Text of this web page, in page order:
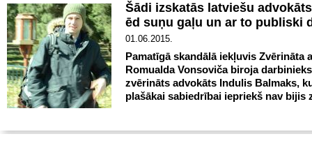
Šādi izskatās latviešu
ēd suņu gaļu un ar to publiski
01.06.2015.
Pamatīgā skandālā iekļuvis Zvērināta
Romualda Vonsoviča biroja
zvērināts advokāts Indulis Balmaks,
plašākai sabiedrībai iepriekš nav bijis